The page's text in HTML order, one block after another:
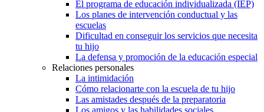
El programa de educación individualizada (IEP)
Los planes de intervención conductual y las
escuelas
Dificultad en conseguir los servicios que necesita
tu hijo
La defensa y promoción de la educación especial
Relaciones personales
La intimidación
Cómo relacionarte con la escuela de tu hijo
Las amistades después de la preparatoria
Los amigos y las habilidades sociales